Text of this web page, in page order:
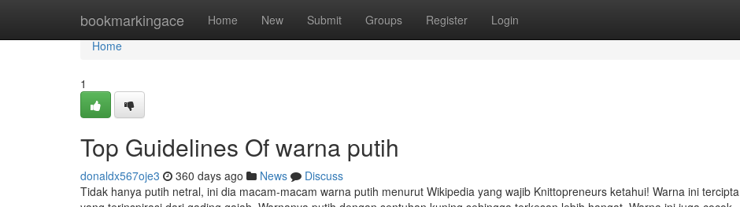
bookmarkingace Home New Submit Groups Register Login
Home
Home
1
Top Guidelines Of warna putih
donaldx567oje3 360 days ago News
Discuss
Tidak hanya putih netral, ini dia macam-macam warna putih menurut Wikipedia yang wajib Knittopreneurs ketahui! Warna ini tercipta